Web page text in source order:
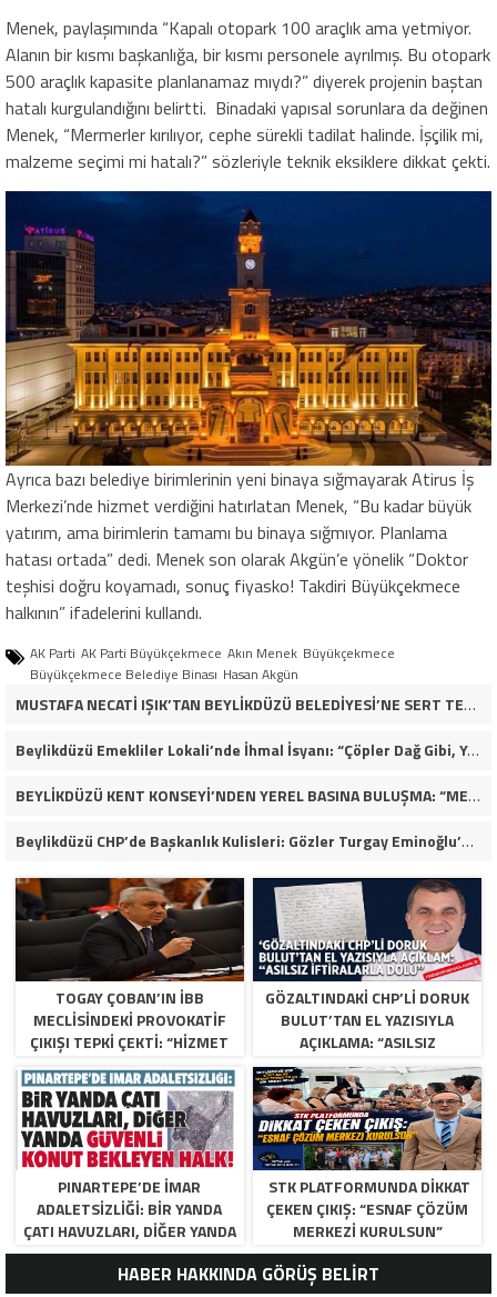
Menek, paylaşımında “Kapalı otopark 100 araçlık ama yetmiyor.
Alanın bir kısmı başkanlığa, bir kısmı personele ayrılmış. Bu otopark
500 araçlık kapasite planlanamaz mıydı?” diyerek projenin baştan
hatalı kurgulandığını belirtti. Binadaki yapısal sorunlara da değinen
Menek, “Mermerler kırılıyor, cephe sürekli tadilat halinde. İşçilik mi,
malzeme seçimi mi hatalı?” sözleriyle teknik eksiklere dikkat çekti.
Ayrıca bazı belediye birimlerinin yeni binaya sığmayarak Atirus İş
Merkezi’nde hizmet verdiğini hatırlatan Menek, “Bu kadar büyük
yatırım, ama birimlerin tamamı bu binaya sığmıyor. Planlama
hatası ortada” dedi. Menek son olarak Akgün’e yönelik “Doktor
teşhisi doğru koyamadı, sonuç fiyasko! Takdiri Büyükçekmece
halkının” ifadelerini kullandı.
AK Parti AK Parti Büyükçekmece Akın Menek Büyükçekmece
Büyükçekmece Belediye Binası Hasan Akgün
MUSTAFA NECATİ IŞIK’TAN BEYLİKDÜZÜ BELEDİYESİ’NE SERT TEPKİ: “İLK AÇILDIĞI GÜNKÜ GİBİ DEĞİL!”
Beylikdüzü Emekliler Lokali’nde İhmal İsyanı: “Çöpler Dağ Gibi, Yaşlılarımız Kaderine Terk Edildi!”
BEYLİKDÜZÜ KENT KONSEYİ’NDEN YEREL BASINA BULUŞMA: “MEVZU MEMLEKET MESELESİ
Beylikdüzü CHP’de Başkanlık Kulisleri: Gözler Turgay Eminoğlu’nda!
TOGAY ÇOBAN’IN İBB
MECLISINDEKI PROVOKATIF
ÇIKIŞI TEPKI ÇEKTI: “HIZMET
YOK, SIYASI MANIPÜLASYON
VAR”
GÖZALTINDAKI CHP’LI DORUK
BULUT’TAN EL YAZISIYLA
AÇIKLAMA: “ASILSIZ
İFTIRALARLA DOLU”
PINARTEPE’DE İMAR
ADALETSİZLİĞİ: BİR YANDA
ÇATI HAVUZLARI, DİĞER YANDA
GÜVENLİ KONUT BEKLEYEN
HALK!
STK PLATFORMUNDA DİKKAT
ÇEKEN ÇIKIŞ: “ESNAF ÇÖZÜM
MERKEZİ KURULSUN”
HABER HAKKINDA GÖRÜŞ BELİRT